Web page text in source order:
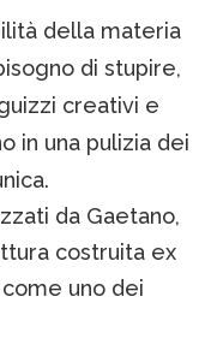
della materia
di stupire,
creativi e
in una pulizia dei
da Gaetano,
costruita ex
uno dei